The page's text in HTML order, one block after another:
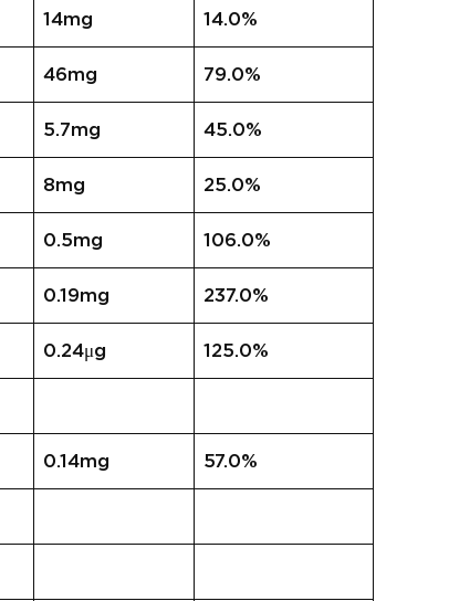
14mg 14.0%
46mg 79.0%
5.7mg 45.0%
8mg 25.0%
0.5mg 106.0%
0.19mg 237.0%
0.24μg 125.0%
0.14mg 57.0%